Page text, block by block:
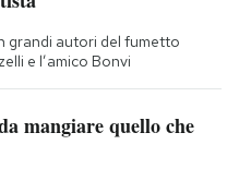
grandi autori del fumetto
e l’amico Bonvi
mangiare quello che